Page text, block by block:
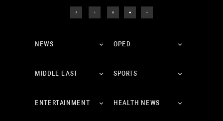
NEWS OPED
MIDDLE EAST SPORTS
ENTERTAINMENT HEALTH NEWS